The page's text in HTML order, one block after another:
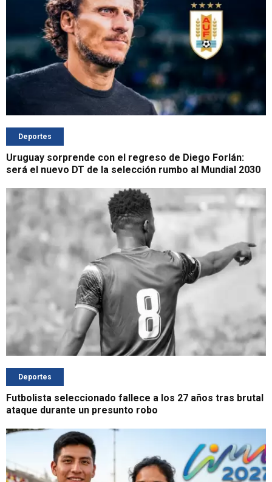
Deportes
Uruguay sorprende con el regreso de Diego Forlán:
será el nuevo DT de la selección rumbo al Mundial 2030
Deportes
Futbolista seleccionado fallece a los 27 años tras brutal
ataque durante un presunto robo